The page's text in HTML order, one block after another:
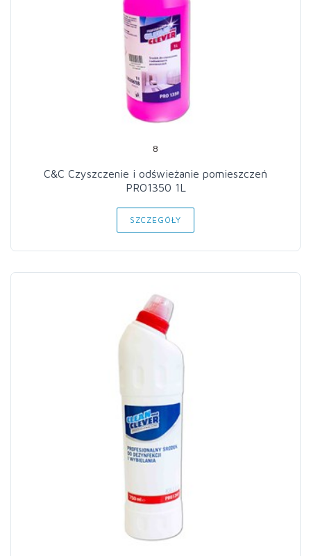
8
C&C Czyszczenie i odświeżanie pomieszczeń
PRO1350 1L
SZCZEGÓŁY